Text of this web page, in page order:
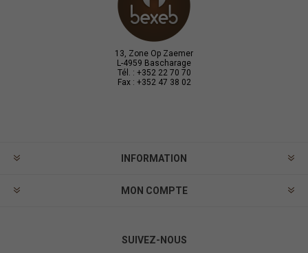
13, Zone Op Zaemer
L-4959 Bascharage
Tél. : +352 22 70 70
Fax : +352 47 38 02
INFORMATION
MON COMPTE
SUIVEZ-NOUS